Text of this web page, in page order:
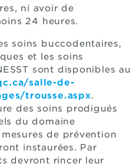
ni avoir de
24 heures.
soins buccodentaires,
et les soins
sont disponibles au
salle-de-
trousse.aspx.
des soins prodigués
du domaine
de prévention
instaurées. Par
devront rincer leur